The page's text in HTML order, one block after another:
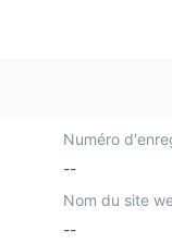
Numéro
--
Nom du site
--